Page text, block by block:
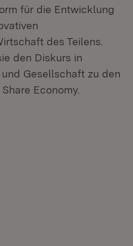
für die Entwicklung
des Teilens.
den Diskurs in
Gesellschaft zu den
Economy.